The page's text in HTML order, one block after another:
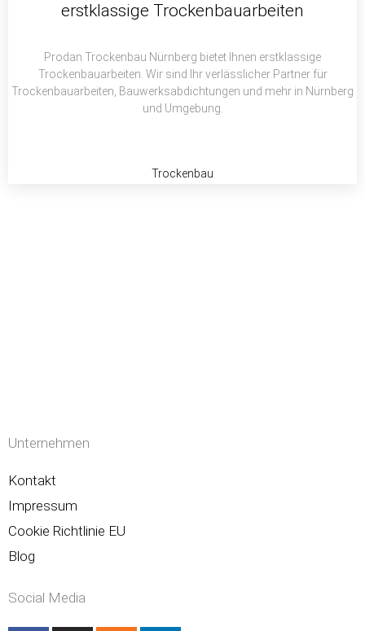
r
p
erstklassige Trockenbauarbeiten
Prodan Trockenbau Nürnberg bietet Ihnen erstklassige
Trockenbauarbeiten. Wir sind Ihr verlässlicher Partner für
Trockenbauarbeiten, Bauwerksabdichtungen und mehr in Nürnberg
und Umgebung.
Trockenbau
Unternehmen
Kontakt
Impressum
Cookie Richtlinie EU
Blog
Social Media